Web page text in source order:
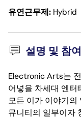
유연근무제 Hybrid
설명 및 참
Electronic Arts는
어넣을 차세대 엔터
모든 이가 이야기의
뮤니티의 일부이자